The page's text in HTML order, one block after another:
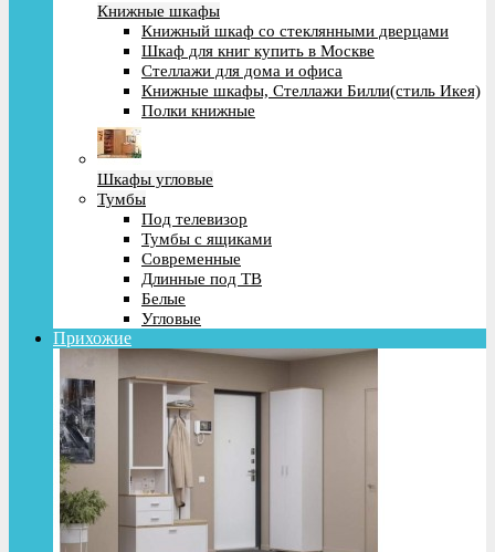
Книжные шкафы
Книжный шкаф со стеклянными дверцами
Шкаф для книг купить в Москве
Стеллажи для дома и офиса
Книжные шкафы, Стеллажи Билли(стиль Икея)
Полки книжные
Шкафы угловые
Тумбы
Под телевизор
Тумбы с ящиками
Современные
Длинные под ТВ
Белые
Угловые
Прихожие